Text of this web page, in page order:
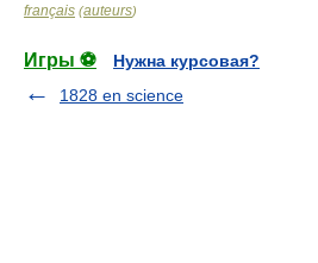
français (auteurs)
Игры ⚽
Нужна курсовая?
1828 en science